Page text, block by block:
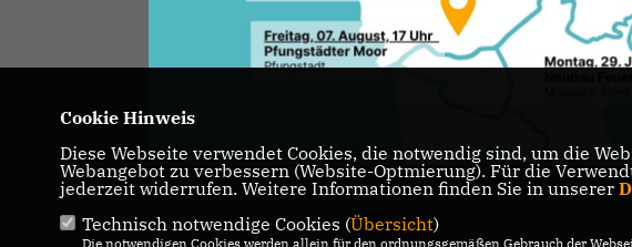
Cookie Hinweis
Diese Webseite verwendet Cookies, die notwendig sind, um die
Webangebot zu verbessern (Website-Optmierung). Für die
jederzeit widerrufen. Weitere Informationen finden Sie in unserer
Technisch notwendige Cookies (Übersicht)
Die notwendigen Cookies werden allein für den ordnungsgemäßen Gebrauch der